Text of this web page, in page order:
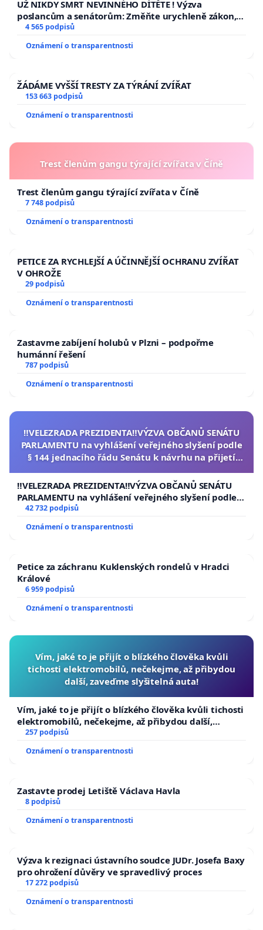
UŽ NIKDY SMRT NEVINNÉHO DÍTĚTE ! Výzva
poslancům a senátorům: Změňte urychleně zákon,
aby se tragédie malé Viktorky už nemohla opakovat!
4 565 podpisů
Oznámení o transparentnosti
ŽÁDÁME VYŠŠÍ TRESTY ZA TÝRÁNÍ ZVÍŘAT
153 663 podpisů
Oznámení o transparentnosti
Trest členům gangu týrající zvířata v Číně
Trest členům gangu týrající zvířata v Číně
7 748 podpisů
Oznámení o transparentnosti
PETICE ZA RYCHLEJŠÍ A ÚČINNĚJŠÍ OCHRANU ZVÍŘAT
V OHROŽE
29 podpisů
Oznámení o transparentnosti
Zastavme zabíjení holubů v Plzni – podpořme
humánní řešení
787 podpisů
Oznámení o transparentnosti
‼️VELEZRADA PREZIDENTA‼️VÝZVA OBČANŮ SENÁTU
PARLAMENTU na vyhlášení veřejného slyšení podle
§ 144 jednacího řádu Senátu k návrhu na přijetí
republiky
‼️VELEZRADA PREZIDENTA‼️VÝZVA OBČANŮ SENÁTU
PARLAMENTU na vyhlášení veřejného slyšení podle §
144 jednacího řádu Senátu k návrhu na přijetí
republiky
42 732 podpisů
Oznámení o transparentnosti
Petice za záchranu Kuklenských rondelů v Hradci
Králové
6 959 podpisů
Oznámení o transparentnosti
Vím, jaké to je přijít o blízkého člověka kvůli
tichosti elektromobilů, nečekejme, až přibydou
další, zaveďme slyšitelná auta!
Vím, jaké to je přijít o blízkého člověka kvůli tichosti
elektromobilů, nečekejme, až přibydou další,
zaveďme slyšitelná auta!
257 podpisů
Oznámení o transparentnosti
Zastavte prodej Letiště Václava Havla
8 podpisů
Oznámení o transparentnosti
Výzva k rezignaci ústavního soudce JUDr. Josefa Baxy
pro ohrožení důvěry ve spravedlivý proces
17 272 podpisů
Oznámení o transparentnosti